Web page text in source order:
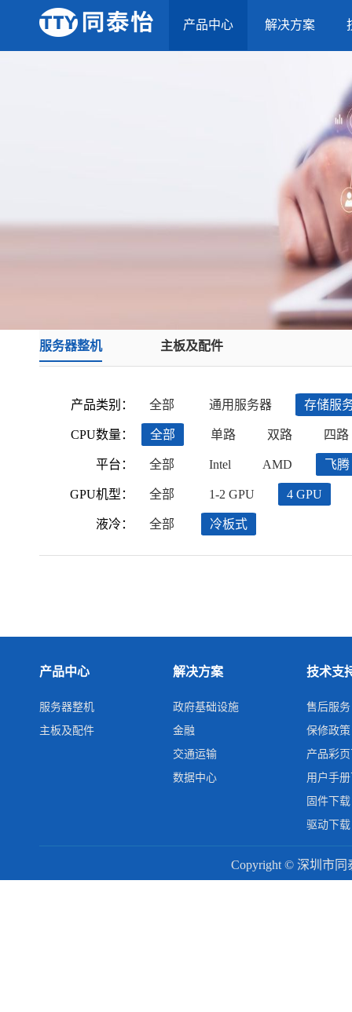
产品中心 解决方案
服务器整机 主板及配件
产品类别：
CPU数量：
平台：
GPU机型：
液冷：
全部 通用服务器 存储服
全部 单路 双路 四路
全部 Intel AMD 飞腾
全部 1-2 GPU 4 GPU
全部 冷板式
产品中心
服务器整机
主板及配件
解决方案
政府基础设施
金融
交通运输
数据中心
技术支
售后服务
保修政策
产品彩
用户手
固件下载
驱动下载
Copyright © 深圳市同